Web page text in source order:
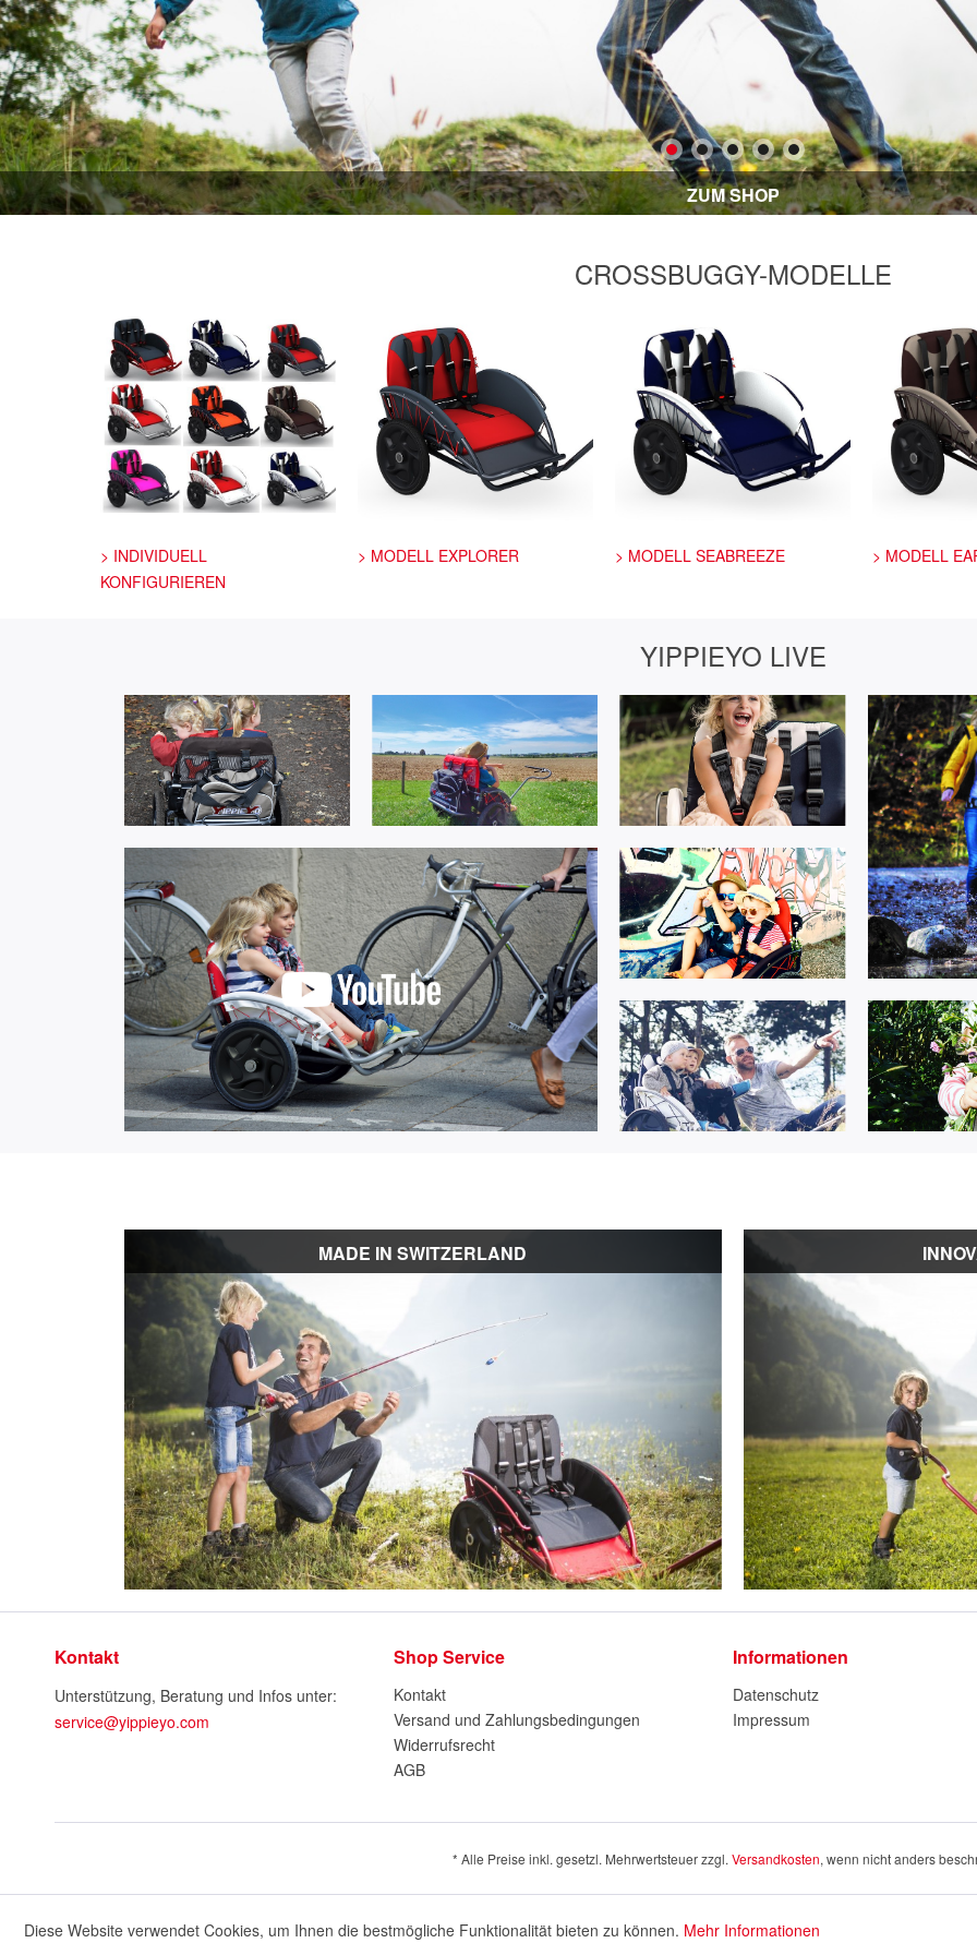
ZUM SHOP
CROSSBUGGY-MODELLE
> INDIVIDUELL
KONFIGURIEREN
> MODELL EXPLORER > MODELL SEABREEZE > MODELL
YIPPIEYO LIVE
MADE IN SWITZERLAND
Kontakt
Unterstützung, Beratung und Infos unter:
service@yippieyo.com
Shop Service
Kontakt
Versand und Zahlungsbedingungen
Widerrufsrecht
AGB
Informationen
Datenschutz
Impressum
* Alle Preise inkl. gesetzl. Mehrwertsteuer zzgl. Versandkosten, wenn nicht anders
Diese Website verwendet Cookies, um Ihnen die bestmögliche Funktionalität bieten zu können. Mehr Informationen